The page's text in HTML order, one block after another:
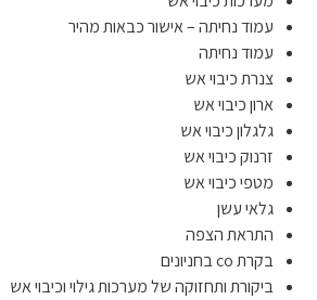
עמוד נחיתה – אישור כבאות מהיר
עמוד נחיתה
צנרת כיבוי אש
ארון כיבוי אש
גלגלון כיבוי אש
זרנוק כיבוי אש
מטפי כיבוי אש
גלאי עשן
התראת הצפה
בקרת co בחניונים
ביקורת ותחזוקה של מערכות גילוי וכיבוי אש